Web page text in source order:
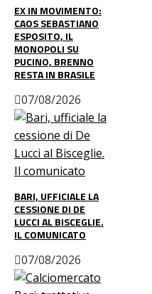
EX IN MOVIMENTO:
CAOS SEBASTIANO
ESPOSITO, IL
MONOPOLI SU
PUCINO, BRENNO
RESTA IN BRASILE
07/08/2026
BARI, UFFICIALE LA
CESSIONE DI DE
LUCCI AL BISCEGLIE.
IL COMUNICATO
07/08/2026